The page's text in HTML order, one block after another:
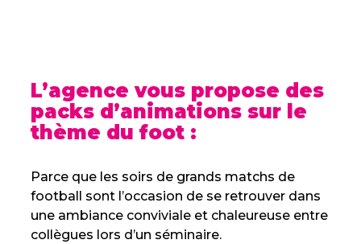
L’agence vous propose des
packs d’animations sur le
thème du foot :
Parce que les soirs de grands matchs de
football sont l’occasion de se retrouver dans
une ambiance conviviale et chaleureuse entre
collègues lors d’un séminaire.